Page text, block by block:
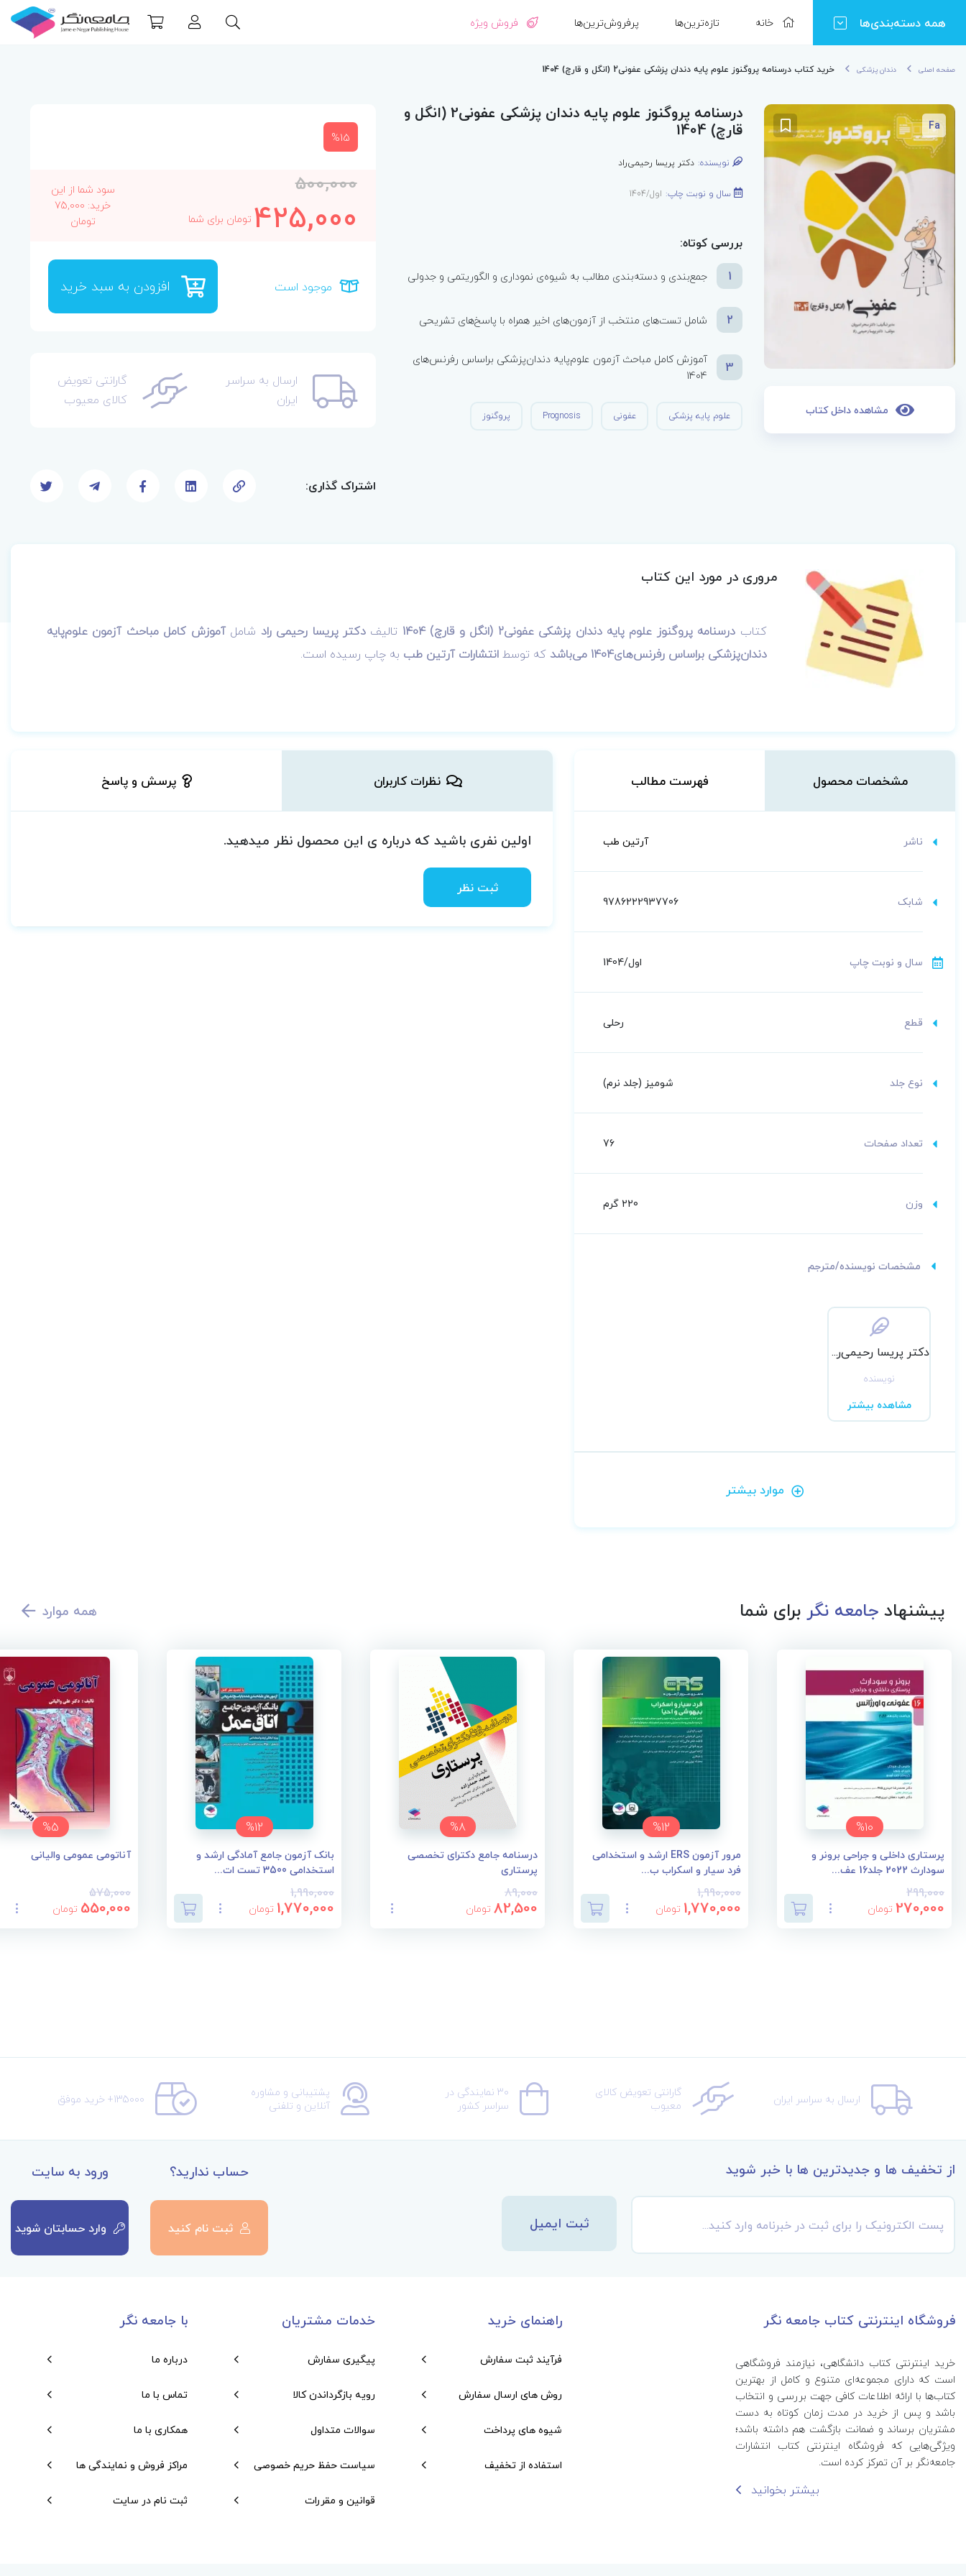
همه دسته‌بندی‌ها خانه تازه‌ترین‌ها پرفروش‌ترین‌ها فروش ویژه
صفحه اصلی دندان پزشکی خرید کتاب درسنامه پروگنوز علوم‌ پایه دندان پزشکی عفونی‌2 (انگل و قارچ) 1404
Fa
مشاهده داخل کتاب
درسنامه پروگنوز علوم‌ پایه دندان پزشکی عفونی‌2 (انگل و
قارچ) 1404
نویسنده: دکتر پریسا رحیمی‌راد
سال و نوبت چاپ: اول/1404
بررسی کوتاه:
1
جمع‌بندی و دسته‌بندی مطالب به شیوه‌ی نموداری و الگوریتمی و جدولی
2 شامل تست‌های منتخب از آزمون‌های اخیر همراه با پاسخ‌های تشریحی
3
آموزش کامل مباحث آزمون علوم‌پایه دندان‌پزشکی بر‌اساس رفرنس‌های
1404
علوم پایه پزشکی عفونی Prognosis پروگنوز
%15
500,000
425,000 تومان برای شما
سود شما از این
خرید: 75,000
تومان
موجود است افزودن به سبد خرید
ارسال به سراسر
ایران
گارانتی تعویض
کالای معیوب
اشتراک گذاری:
مروری در مورد این کتاب
کتاب درسنامه پروگنوز علوم‌ پایه دندان پزشکی عفونی‌2 (انگل و قارچ) 1404 تالیف دکتر پریسا رحیمی راد شاملآموزش کامل مباحث آزمون علوم‌پایه
دندان‌پزشکی بر‌اساس رفرنس‌های1404 می‌باشد
که توسطانتشارات آرتین طب به چاپ رسیده است.
مشخصات محصول فهرست مطالب
ناشر آرتین طب
شابک 9786222937706
سال و نوبت چاپ اول/1404
قطع رحلی
نوع جلد شومیز (جلد نرم)
تعداد صفحات 76
وزن 220 گرم
مشخصات نویسنده/مترجم
دکتر پریسا رحیمی‌راد
نویسنده
مشاهده بیشتر
موارد بیشتر
نظرات کاربران پرسش و پاسخ
اولین نفری باشید که درباره ی این محصول نظر میدهید.
ثبت نظر
پیشنهادجامعه نگربرای شما همه موارد
%10
پرستاری داخلی و جراحی برونر و
سودارث 2022 جلد16 عف...
299,000
270,000 تومان
%12
مرور آزمون ERS ارشد و استخدامی
فرد سیار و اسکراب ب...
1,990,000
1,770,000 تومان
%8
درسنامه جامع دکترای تخصصی
پرستاری
89,000
82,500 تومان
%12
بانک آزمون جامع آمادگی ارشد و
استخدامی 3500 تست ات...
1,990,000
1,770,000 تومان
%5
آناتومی عمومی والیانی
575,000
550,000 تومان
ارسال به سراسر ایران گارانتی تعویض کالای
معیوب
30 نمایندگی در
سراسر کشور
پشتیبانی و مشاوره
آنلاین و تلفنی 135000+ خرید موفق
از تخفیف ها و جدیدترین ها با خبر شوید
ثبت ایمیل
ورود به سایت
وارد حسابتان شوید
حساب ندارید؟
ثبت نام کنید
فروشگاه اینترنتی کتاب جامعه نگر
خرید اینترنتی کتاب‌ دانشگاهی، نیازمند فروشگاهی
است که دارای مجموعه‌ای متنوع و کامل از بهترین
کتاب‌ها با ارائه اطلاعات کافی جهت بررسی و انتخاب
باشد و پس از خرید در مدت زمان کوتاه به دست
مشتریان برساند و ضمانت بازگشت هم داشته باشد؛
ویژگی‌هایی که فروشگاه اینترنتی کتاب انتشارات
جامعه‌نگر بر آن تمرکز کرده است.
بیشتر بخوانید
راهنمای خرید
فرآیند ثبت سفارش
روش های ارسال سفارش
شیوه های پرداخت
استفاده از تخفیف
خدمات مشتریان
پیگیری سفارش
رویه بازگرداندن کالا
سوالات متداول
سیاست حفظ حریم خصوصی
قوانین و مقررات
با جامعه نگر
درباره ما
تماس با ما
همکاری با ما
مراکز فروش و نمایندگی ها
ثبت نام در سایت